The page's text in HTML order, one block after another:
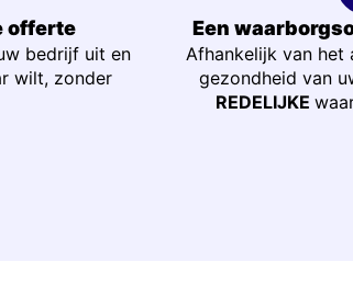
offerte
bedrijf uit en
wilt, zonder
Een
Afhankelijk van het
gezondheid van
REDELIJKE